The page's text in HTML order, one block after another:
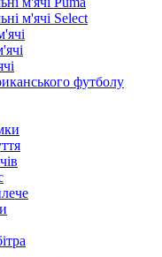
м'ячі Select
футболу